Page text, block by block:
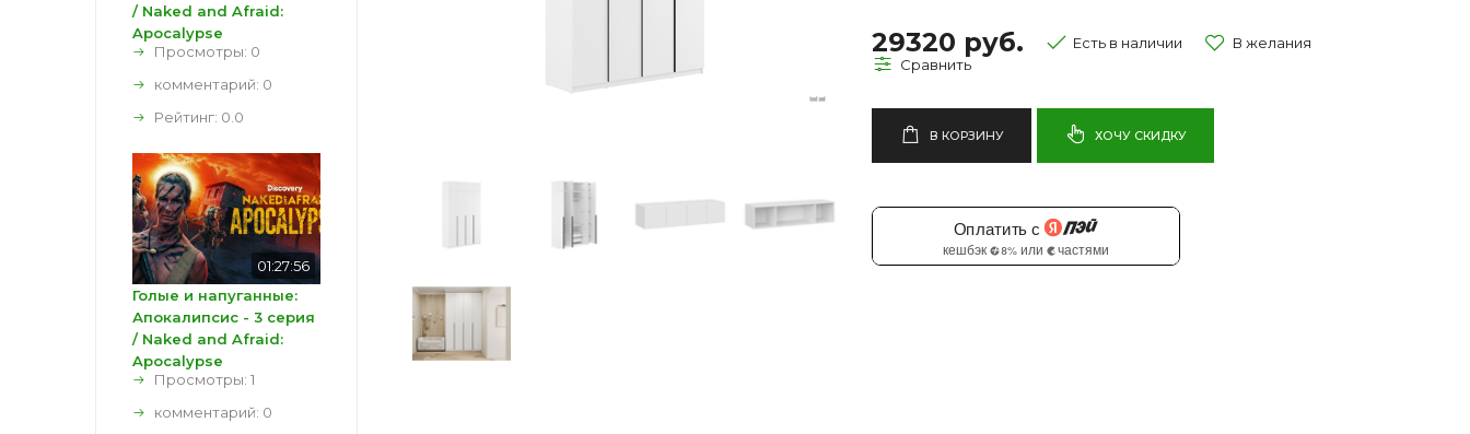
29320 руб. Есть в наличии
В КОРЗИНУ ХОЧУ СКИДКУ
/ Naked and Afraid:
Apocalypse
Просмотры: 0
комментарий: 0
Рейтинг: 0.0
01:27:56
Голые и напуганные:
Апокалипсис - 3 серия
/ Naked and Afraid:
Apocalypse
Просмотры: 1
комментарий: 0